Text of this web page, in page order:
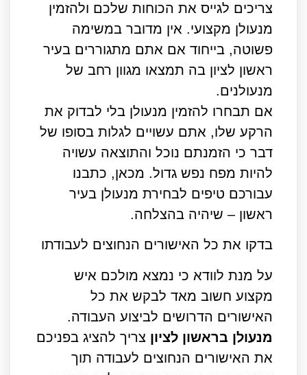
צריכים לגייס את הכוחות שלכם ולהזמין
מנעולן מקצועי. אין מדובר במשימה
פשוטה, בייחוד אם אתם מתגוררים בעיר
ראשון לציון בה תמצאו מגוון רחב של
מנעולנים.
אם תבחרו להזמין מנעולן בלי לבדוק את
הרקע שלו, אתם עשויים לגלות בסופו של
דבר כי הזמנתם נוכל והתוצאה עשויה
להיות מפח נפש גדול. מכאן, כתבנו
עבורכם טיפים לבחירת מנעולן בעיר
ראשון – שיהיה בהצלחה.
בדקו את כל האישורים הנחוצים לעבודתו
על מנת לוודא כי נמצא מולכם איש
מקצוע חשוב מאד לבקש את כל
האישורים הדרושים לביצוע העבודה.
מנעולן בראשון לציון צריך להציג בפניכם
את האישורים הנחוצים לעבודה תוך